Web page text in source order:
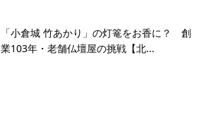
「小倉城 竹あかり」の灯篭をお香に？ 創
業103年・老舗仏壇屋の挑戦【北...